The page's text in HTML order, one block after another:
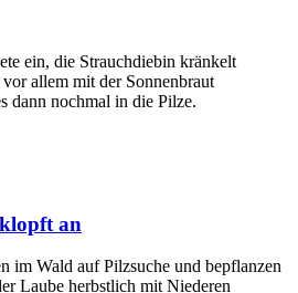
ein, die Strauchdiebin kränkelt
allem mit der Sonnenbraut
dann nochmal in die Pilze.
an
im Wald auf Pilzsuche und bepflanzen
Laube herbstlich mit Niederen